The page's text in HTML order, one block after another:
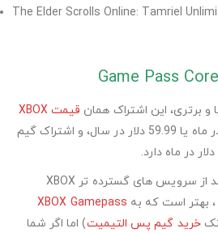
The Elder Scrolls Online: Tamriel
و برتری،‌ این اشتراک همان
قیمت XBOX
را دارد ، یعنی 9.99 دلار در ماه یا 59.99 دلار در سال، و اشتراک گیم
بنابراین ، اگر شما می خواهید از سرویس های گسترده تر XBOX
XBOX Gamepass
خرید گیم پس التیمیت) اما اگر شما